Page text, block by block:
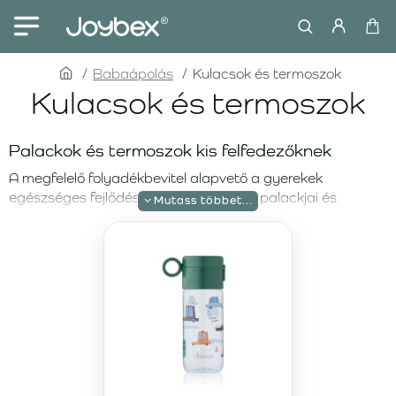
Kulacsok és termoszok
homeBabaápolás Kulacsok és termoszok
Palackok és termoszok kis felfedezőknek
A megfelelő folyadékbevitel alapvető a gyerekek
egészséges fejlődéséhez. A LIEWOOD palackjai és
termoszai biztonságosak, praktikusak és dizájnosak – a
gyerekek örömmel használják őket minden nap.
LIEWOOD palack Clemence 350 ml Sea
A Clemence Tritan palack könnyű, tartós és beépített
szívószállal rendelkezik. Ideális választás otthonra, oviba
LIEWOOD termosz 350 ml Falk Vehicles Dove